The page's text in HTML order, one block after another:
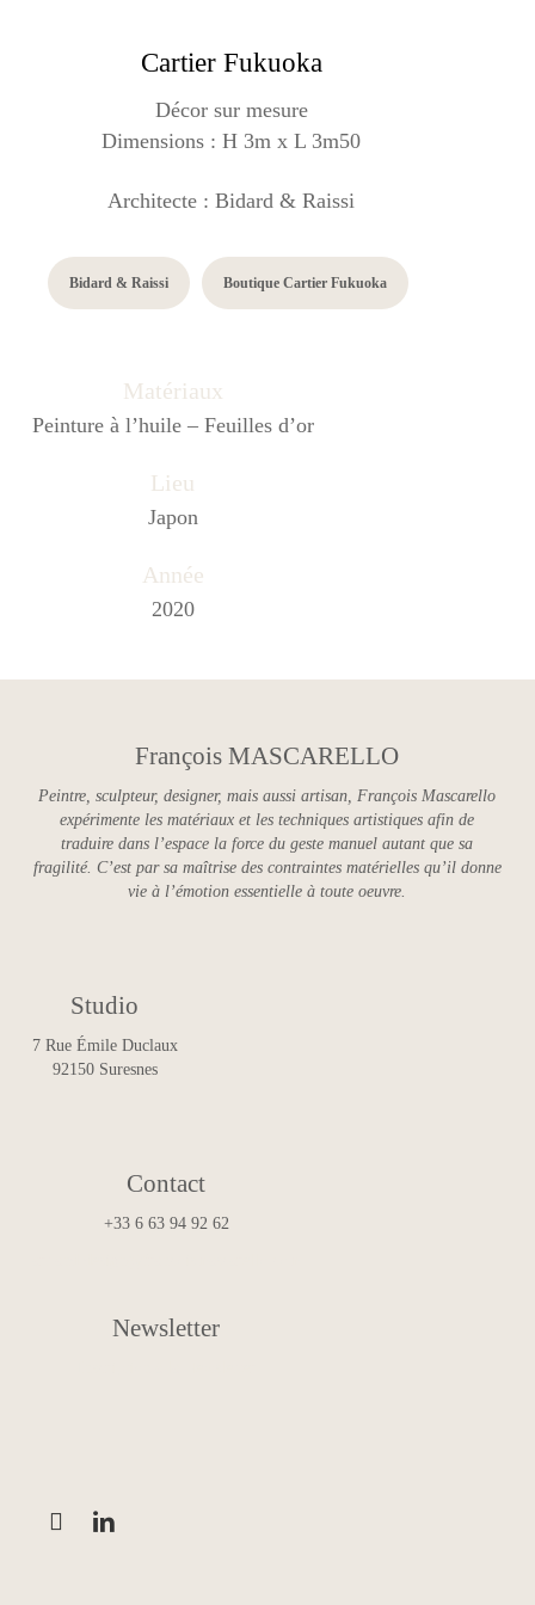
Cartier Fukuoka
Décor sur mesure
Dimensions : H 3m x L 3m50
Architecte : Bidard & Raissi
Bidard & Raissi Boutique Cartier Fukuoka
Matériaux
Peinture à l’huile – Feuilles d’or
Lieu
Japon
Année
2020
François MASCARELLO
Peintre, sculpteur, designer, mais aussi artisan, François Mascarello
expérimente les matériaux et les techniques artistiques afin de
traduire dans l’espace la force du geste manuel autant que sa
fragilité. C’est par sa maîtrise des contraintes matérielles qu’il donne
vie à l’émotion essentielle à toute oeuvre.
Studio
7 Rue Émile Duclaux
92150 Suresnes
Contact
+33 6 63 94 92 62
Newsletter